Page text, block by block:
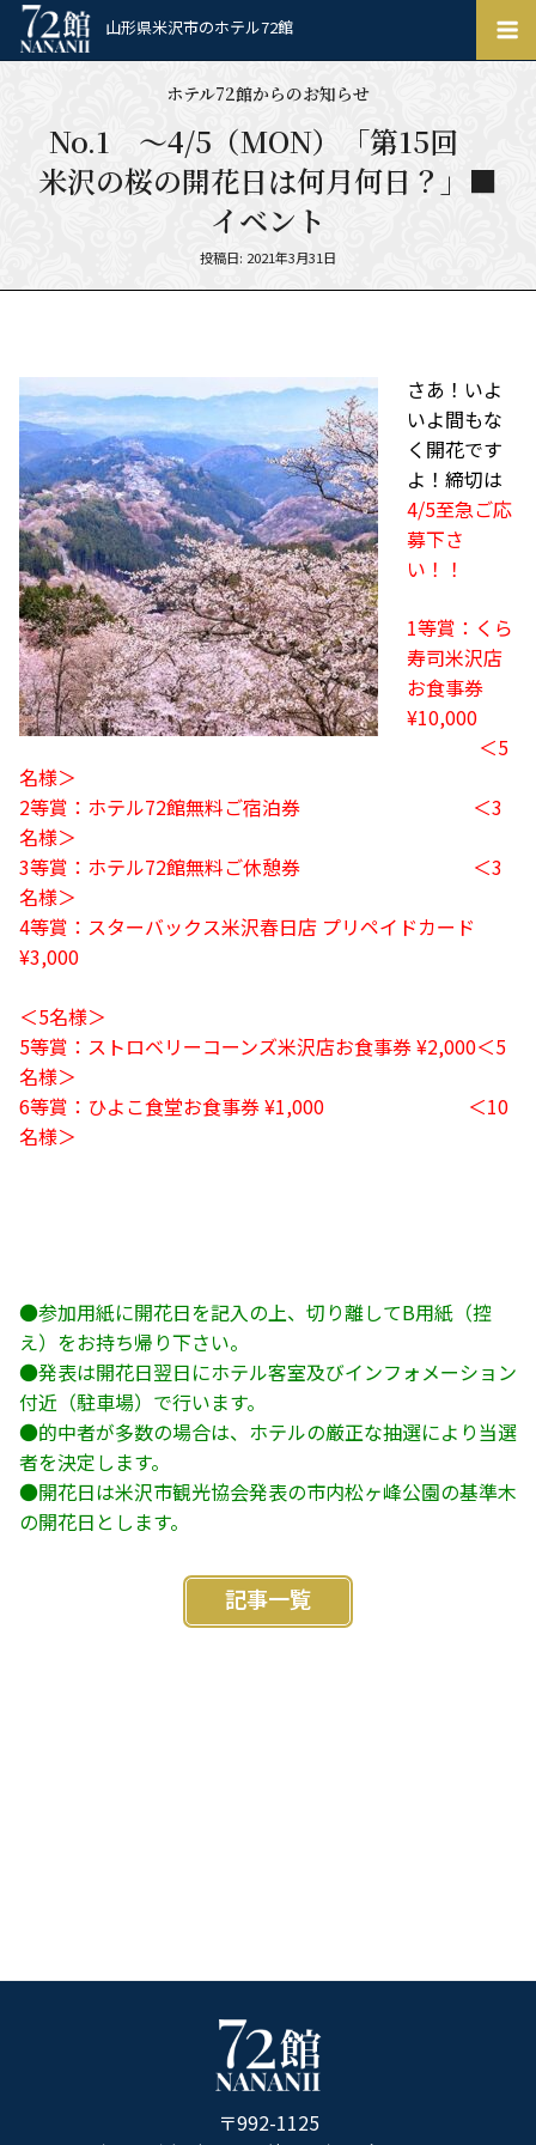
ホ
山形県米沢市のホテル72館
ホテル72館からのお知らせ
No.1 ～4/5（MON）「第15回
米沢の桜の開花日は何月何日？」■
イベント
Posted
投稿日: 2021年3月31日
さあ！いよ
いよ間もな
く開花です
よ！締切は
4/5至急ご応
募下さ
い！！
1等賞：くら
寿司米沢店
お食事券
¥10,000
＜5
名様＞
2等賞： ホテル72館無料ご宿泊券
＜3
名様＞
3等賞：ホテル72館無料ご休憩券 ＜3
名様＞
4等賞：スターバックス米沢春日店 プリペイドカード
¥3,000
＜5名様＞
5等賞：ストロベリーコーンズ米沢店お食事券 ¥2,000＜5
名様＞
6等賞：ひよこ食堂お食事券 ¥1,000 ＜10
名様＞
●参加用紙に開花日を記入の上、切り離してB用紙（控
え）をお持ち帰り下さい。
●発表は開花日翌日にホテル客室及びインフォメーション
付近（駐車場）で行います。
●的中者が多数の場合は、ホテルの厳正な抽選により当選
者を決定します。
●開花日は米沢市観光協会発表の市内松ヶ峰公園の基準木
の開花日とします。
記事一覧
〒992-1125